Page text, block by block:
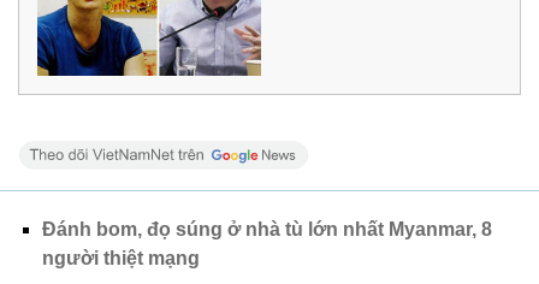
Đánh bom, đọ súng ở nhà tù lớn nhất Myanmar, 8
người thiệt mạng